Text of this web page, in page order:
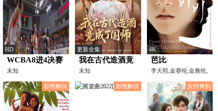
HD
WCBA8进4决赛
上海浦发银行VS
东莞新彤盛
20240326（李月
擎）
未知
更新全集
我在古代造酒竟
成了国师
未知
4K
芭比
李天熙,金赛纶,金雅纶,
凯特·特波
影视解说
影视解说 反转爽剧